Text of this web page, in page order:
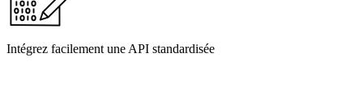
Intégrez facilement une API standardisée